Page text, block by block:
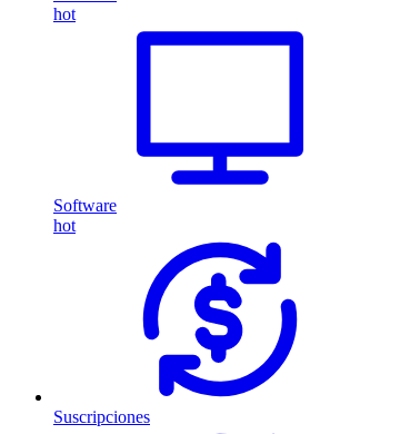
hot
Software
hot
Suscripciones